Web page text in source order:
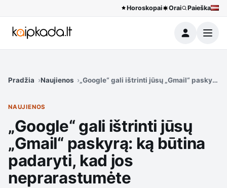
Horoskopai Orai Paieška
Meniu
Pradžia Naujienos „Google“ gali ištrinti jūsų „Gmail“
NAUJIENOS
„Google“ gali ištrinti jūsų
„Gmail“ paskyrą: ką būtina
padaryti, kad jos
neprarastumėte